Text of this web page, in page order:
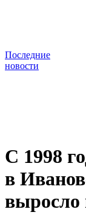
Последние
новости
С 1998
в
выросло